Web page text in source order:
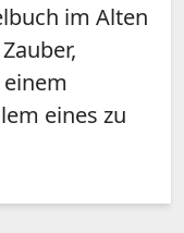
im Alten
eines zu